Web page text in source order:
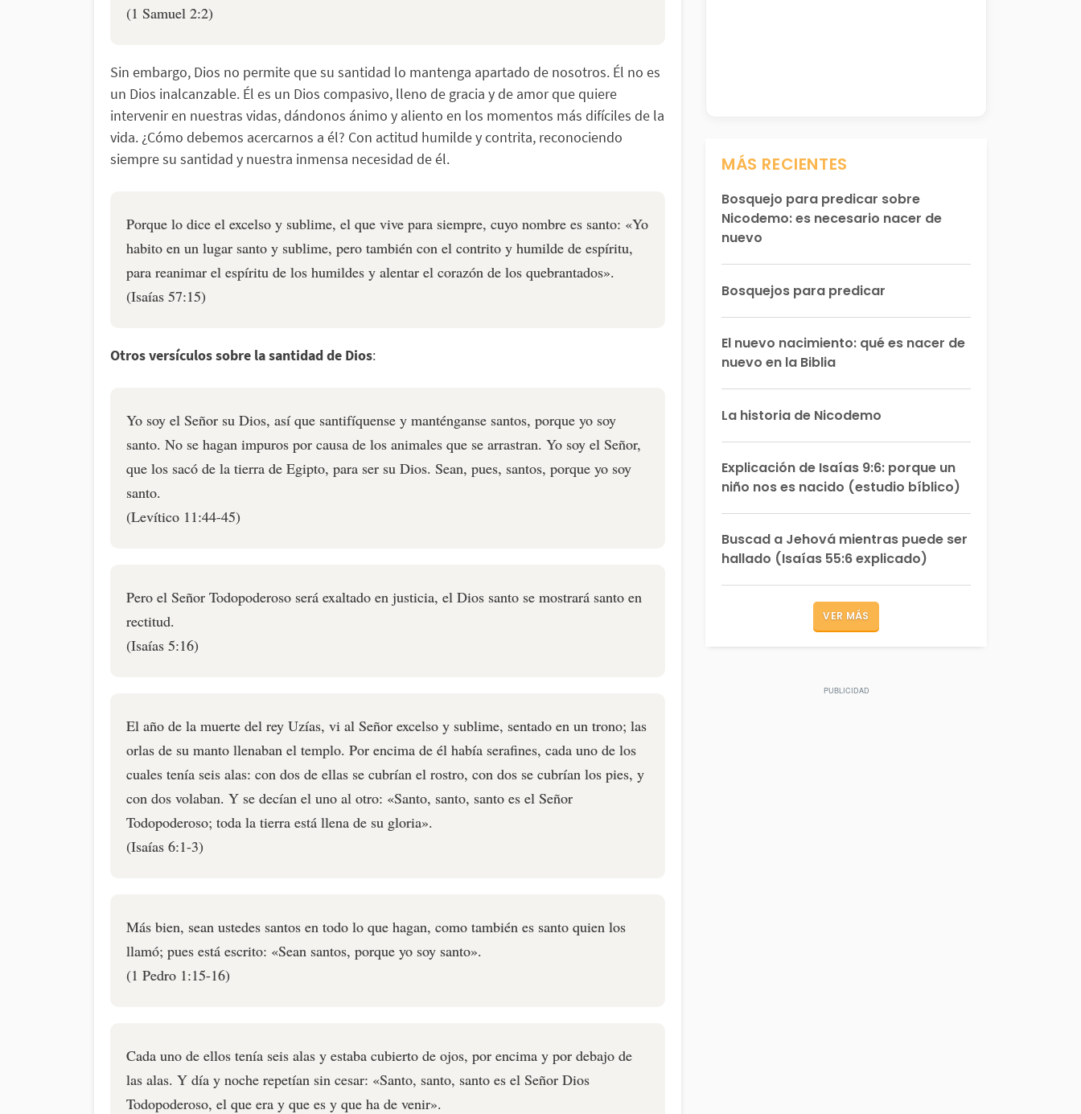
(1 Samuel 2:2)
Sin embargo, Dios no permite que su santidad lo mantenga apartado de nosotros. Él no es
un Dios inalcanzable. Él es un Dios compasivo, lleno de gracia y de amor que quiere
intervenir en nuestras vidas, dándonos ánimo y aliento en los momentos más difíciles de la
vida. ¿Cómo debemos acercarnos a él? Con actitud humilde y contrita, reconociendo
siempre su santidad y nuestra inmensa necesidad de él.
Porque lo dice el excelso y sublime, el que vive para siempre, cuyo nombre es santo: «Yo
habito en un lugar santo y sublime, pero también con el contrito y humilde de espíritu,
para reanimar el espíritu de los humildes y alentar el corazón de los quebrantados».
(Isaías 57:15)
Otros versículos sobre la santidad de Dios:
Yo soy el Señor su Dios, así que santifíquense y manténganse santos, porque yo soy
santo. No se hagan impuros por causa de los animales que se arrastran. Yo soy el Señor,
que los sacó de la tierra de Egipto, para ser su Dios. Sean, pues, santos, porque yo soy
santo.
(Levítico 11:44-45)
Pero el Señor Todopoderoso será exaltado en justicia, el Dios santo se mostrará santo en
rectitud.
(Isaías 5:16)
El año de la muerte del rey Uzías, vi al Señor excelso y sublime, sentado en un trono; las
orlas de su manto llenaban el templo. Por encima de él había serafines, cada uno de los
cuales tenía seis alas: con dos de ellas se cubrían el rostro, con dos se cubrían los pies, y
con dos volaban. Y se decían el uno al otro: «Santo, santo, santo es el Señor
Todopoderoso; toda la tierra está llena de su gloria».
(Isaías 6:1-3)
Más bien, sean ustedes santos en todo lo que hagan, como también es santo quien los
llamó; pues está escrito: «Sean santos, porque yo soy santo».
(1 Pedro 1:15-16)
Cada uno de ellos tenía seis alas y estaba cubierto de ojos, por encima y por debajo de
las alas. Y día y noche repetían sin cesar: «Santo, santo, santo es el Señor Dios
Todopoderoso, el que era y que es y que ha de venir».
MÁS RECIENTES
Bosquejo para predicar sobre
Nicodemo: es necesario nacer de
nuevo
Bosquejos para predicar
El nuevo nacimiento: qué es nacer de
nuevo en la Biblia
La historia de Nicodemo
Explicación de Isaías 9:6: porque un
niño nos es nacido (estudio bíblico)
Buscad a Jehová mientras puede ser
hallado (Isaías 55:6 explicado)
VER MÁS